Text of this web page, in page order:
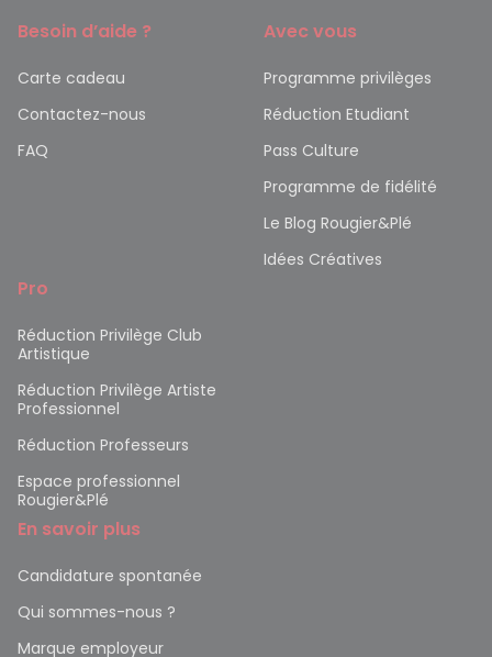
Besoin d’aide ?
Carte cadeau
Contactez-nous
FAQ
Avec vous
Programme privilèges
Réduction Etudiant
Pass Culture
Programme de fidélité
Le Blog Rougier&Plé
Idées Créatives
Pro
Réduction Privilège Club
Artistique
Réduction Privilège Artiste
Professionnel
Réduction Professeurs
Espace professionnel
Rougier&Plé
En savoir plus
Candidature spontanée
Qui sommes-nous ?
Marque employeur